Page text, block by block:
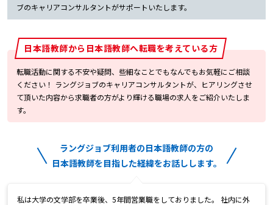
ブのキャリアコンサルタントがサポートいたします。
日本語教師から日本語教師へ転職を考えている方
転職活動に関する不安や疑問、些細なことでもなんでもお気軽にご相談
ください！ ラングジョブのキャリアコンサルタントが、ヒアリングさせ
て頂いた内容から求職者の方がより輝ける職場の求人をご紹介いたしま
す。
ラングジョブ利用者の日本語教師の方の
日本語教師を目指した経緯をお話しします。
私は大学の文学部を卒業後、5年間営業職をしておりました。 社内に外